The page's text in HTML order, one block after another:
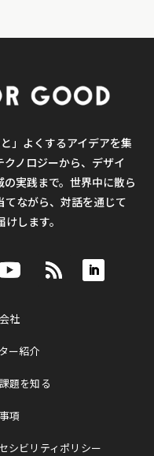
」よくするアイデアを集
ノロジーから、デザイ
実践まで。世界中に散ら
てながら、対話を通じて
します。
社
ー紹介
題を知る
項
シビリティポリシー